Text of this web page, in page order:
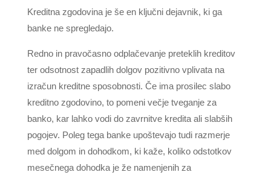
Kreditna zgodovina je še en ključni dejavnik, ki ga
banke ne spregledajo.
Redno in pravočasno odplačevanje preteklih kreditov
ter odsotnost zapadlih dolgov pozitivno vplivata na
izračun kreditne sposobnosti. Če ima prosilec slabo
kreditno zgodovino, to pomeni večje tveganje za
banko, kar lahko vodi do zavrnitve kredita ali slabših
pogojev. Poleg tega banke upoštevajo tudi razmerje
med dolgom in dohodkom, ki kaže, koliko odstotkov
mesečnega dohodka je že namenjenih za